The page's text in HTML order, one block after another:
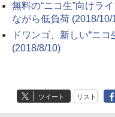
無料の“ニコ生”向けラ
ながら低負荷 (2018/10/
ドワンゴ、新しい“ニ
(2018/8/10)
ツイート リスト